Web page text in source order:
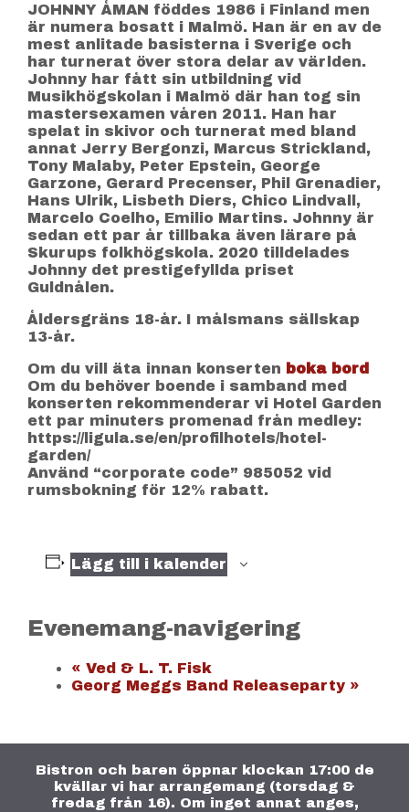
JOHNNY ÅMAN föddes 1986 i Finland men
är numera bosatt i Malmö. Han är en av de
mest anlitade basisterna i Sverige och
har turnerat över stora delar av världen.
Johnny har fått sin utbildning vid
Musikhögskolan i Malmö där han tog sin
mastersexamen våren 2011. Han har
spelat in skivor och turnerat med bland
annat Jerry Bergonzi, Marcus Strickland,
Tony Malaby, Peter Epstein, George
Garzone, Gerard Precenser, Phil Grenadier,
Hans Ulrik, Lisbeth Diers, Chico Lindvall,
Marcelo Coelho, Emilio Martins. Johnny är
sedan ett par år tillbaka även lärare på
Skurups folkhögskola. 2020 tilldelades
Johnny det prestigefyllda priset
Guldnålen.
Åldersgräns 18-år. I målsmans sällskap
13-år.
Om du vill äta innan konserten boka bord
Om du behöver boende i samband med
konserten rekommenderar vi Hotel Garden
ett par minuters promenad från medley:
https://ligula.se/en/profilhotels/hotel-
garden/
Använd “corporate code” 985052 vid
rumsbokning för 12% rabatt.
Lägg till i kalender
Evenemang-navigering
« Ved & L. T. Fisk
Georg Meggs Band Releaseparty »
Bistron och baren öppnar klockan 17:00 de
kvällar vi har arrangemang (torsdag &
fredag från 16). Om inget annat anges,